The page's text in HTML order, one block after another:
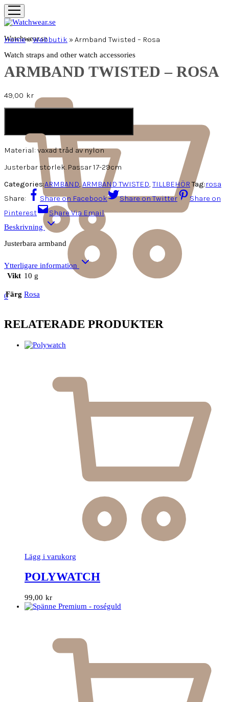
Watchwear.se
Watch straps and other watch accessories
0
Home»Webbutik »Armband Twisted – Rosa
ARMBAND TWISTED – ROSA
49,00 kr
Material: vaxad tråd av nylon
Justerbar storlek. Passar 17-29cm
Categories:ARMBAND,ARMBAND TWISTED, TILLBEHÖR Tag:rosa
Share:
Share on Facebook Share on Twitter
Share on
Pinterest
Share Via Email
Beskrivning
Justerbara armband
Ytterligare information
Vikt 10 g
Färg Rosa
RELATERADE PRODUKTER
Lägg i varukorg
POLYWATCH
99,00 kr